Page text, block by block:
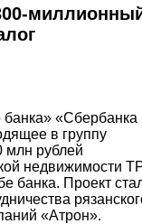
банка» «Сбербанка
в группу
млн рублей
недвижимости
банка. Проект
«Атрон».